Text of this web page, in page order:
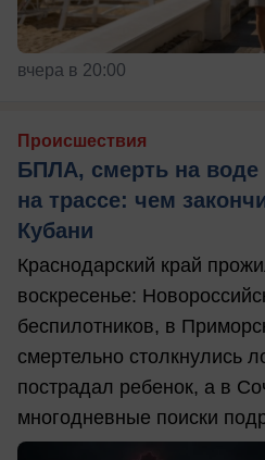
вчера в 20:00
Происшествия
БПЛА, смерть на воде
на трассе: чем
Кубани
Краснодарский край
воскресенье:
беспилотников, в
смертельно столкнулись
пострадал ребенок, а в
многодневные поиски